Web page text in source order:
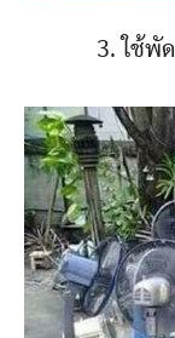
3. ใช้พั